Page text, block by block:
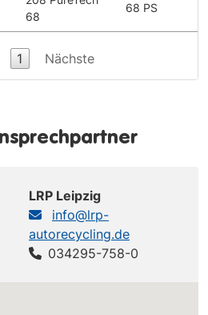
68
68 PS
1 Nächste
LRP Leipzig
info@lrp-
autorecycling.de
034295-758-0